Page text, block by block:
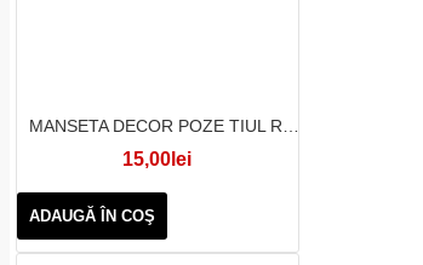
15,00lei
ADAUGĂ ÎN COŞ